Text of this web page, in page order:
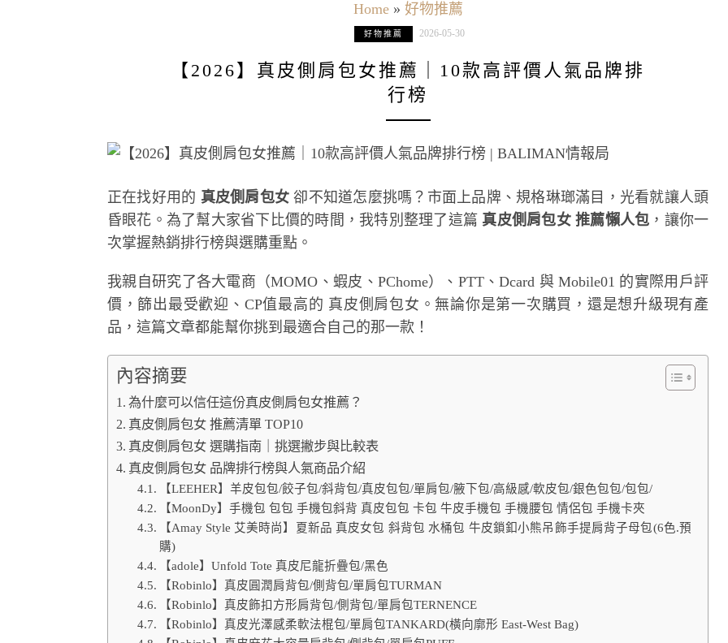
Home» 好物推薦
好物推薦 2026-05-30
【2026】真皮側肩包女推薦｜10款高評價人氣品牌排
行榜
正在找好用的 真皮側肩包女 卻不知道怎麼挑嗎？市面上品牌、規格琳瑯滿目，光看就讓人頭
昏眼花。為了幫大家省下比價的時間，我特別整理了這篇 真皮側肩包女 推薦懶人包 ，讓你一
次掌握熱銷排行榜與選購重點。
我親自研究了各大電商（MOMO、蝦皮、PChome）、PTT、Dcard 與 Mobile01 的實際用戶評
價，篩出最受歡迎、CP值最高的 真皮側肩包女。無論你是第一次購買，還是想升級現有產
品，這篇文章都能幫你挑到最適合自己的那一款！
內容摘要
為什麼可以信任這份真皮側肩包女推薦？
真皮側肩包女 推薦清單 TOP10
真皮側肩包女 選購指南｜挑選撇步與比較表
真皮側肩包女 品牌排行榜與人氣商品介紹
【LEEHER】羊皮包包/餃子包/斜背包/真皮包包/單肩包/腋下包/高級感/軟皮包/銀色包包/包包/
【MoonDy】手機包 包包 手機包斜背 真皮包包 卡包 牛皮手機包 手機腰包 情侶包 手機卡夾
【Amay Style 艾美時尚】夏新品 真皮女包 斜背包 水桶包 牛皮鎖釦小熊吊飾手提肩背子母包(6色.預
購)
【adole】Unfold Tote 真皮尼龍折疊包/黑色
【Robinlo】真皮圓潤肩背包/側背包/單肩包TURMAN
【Robinlo】真皮飾扣方形肩背包/側背包/單肩包TERNENCE
【Robinlo】真皮光澤感柔軟法棍包/單肩包TANKARD(橫向廓形 East-West Bag)